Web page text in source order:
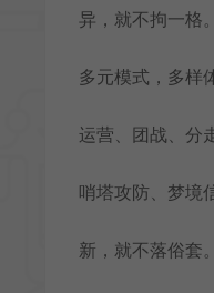
异，就不拘一格。
多元模式，多样
运营、团战、分
哨塔攻防、梦境
新，就不落俗套。